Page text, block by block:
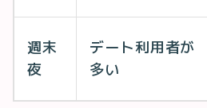
週末
夜
デート利用者が
多い